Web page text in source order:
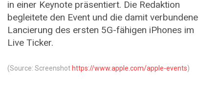
in einer Keynote präsentiert. Die Redaktion
begleitete den Event und die damit verbundene
Lancierung des ersten 5G-fähigen iPhones im
Live Ticker.
(Source: Screenshothttps://www.apple.com/apple-events)